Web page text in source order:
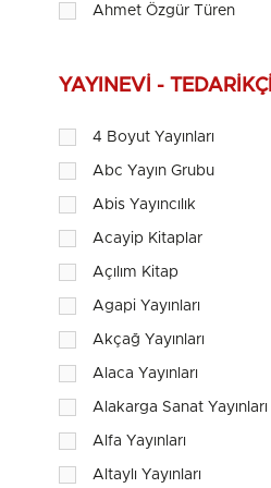
Ahmet Özgür Türen
Alaeddin Usta
Alexander Jevakhoff
Ali AK
Ali Bektan
Ali Bozoğlu & Gökhan Karakaş
Ali Fuat Cebesoy
Ali Güler
Ali Kuzu
Ali Mehmet Celal Şengör
Ali Nazmi Çora
Ali Özuyar
YAYINEVI - TEDARIKÇI
4 Boyut Yayınları
Abc Yayın Grubu
Abis Yayıncılık
Acayip Kitaplar
Açılım Kitap
Agapi Yayınları
Akçağ Yayınları
Alaca Yayınları
Alakarga Sanat Yayınları
Alfa Yayınları
Altaylı Yayınları